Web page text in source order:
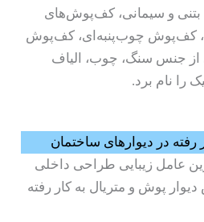
و سیمانی، کف‌پوش‌های
کف‌پوش چوب‌پنبه‌ای، کف‌پوش
از جنس سنگ، چوب، الیاف
را نام برد.
رفته در دیوارهای ساختمان
عامل زیبایی طراحی داخلی
پوش و متریال به کار رفته